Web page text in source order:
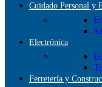
Cuidado Personal y
Electrónica
Ferretería y